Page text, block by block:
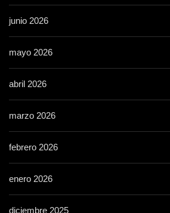
junio 2026
mayo 2026
abril 2026
marzo 2026
febrero 2026
enero 2026
diciembre 2025